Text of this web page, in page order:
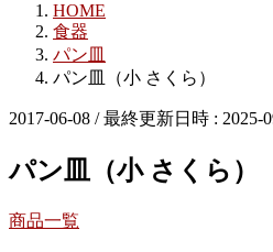
HOME
食器
パン皿
パン皿（小 さくら）
2017-06-08 / 最終更新日時 : 2025-
パン皿（小 さくら）
商品一覧